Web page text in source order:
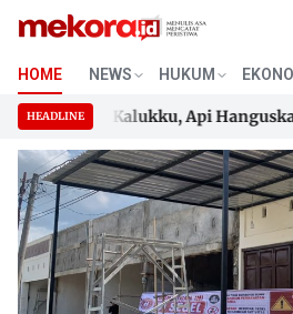
Skip
content
HOME NEWS HUKUM
HEADLINEdi Kalukku, Api Hanguskan
di Kalukku, Api Hanguskan